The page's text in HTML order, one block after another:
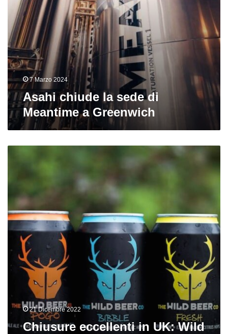
7 Marzo 2024
Asahi chiude la sede di
Meantime a Greenwich
UK:
Beer
Co.,
Solvay
Society,
Star
21 Dicembre 2022
Chiusure eccellenti in UK: Wild